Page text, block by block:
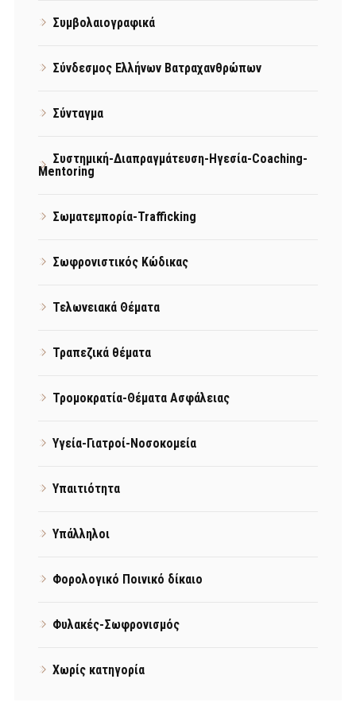
Συμβολαιογραφικά
Σύνδεσμος Ελλήνων Βατραχανθρώπων
Σύνταγμα
Συστημική-Διαπραγμάτευση-Ηγεσία-Coaching-
Mentoring
Σωματεμπορία-Trafficking
Σωφρονιστικός Κώδικας
Τελωνειακά Θέματα
Τραπεζικά θέματα
Τρομοκρατία-Θέματα Ασφάλειας
Υγεία-Γιατροί-Νοσοκομεία
Υπαιτιότητα
Υπάλληλοι
Φορολογικό Ποινικό δίκαιο
Φυλακές-Σωφρονισμός
Χωρίς κατηγορία